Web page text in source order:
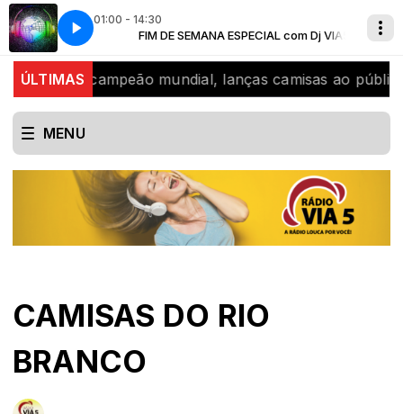
01:00 - 14:30
com Dj VIA5 FIM DE SEMANA ESPECIAL com Dj VIA5
A Radio louca por voce
ÚLTIMAS
Didi, bicampeão mundial, lanças camisas ao público
MENU
CAMISAS DO RIO
BRANCO